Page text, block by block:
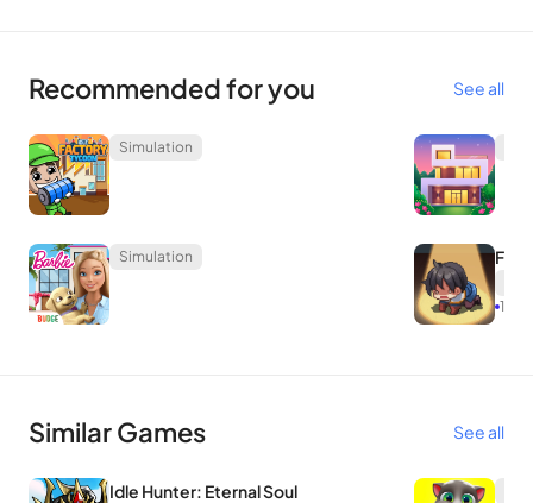
Recommended for you See all
Simulation
Simulation F
Similar Games See all
Idle Hunter: Eternal Soul